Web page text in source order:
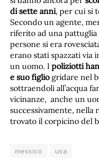
di sette anni, per cui si
Secondo un agente,
riferito ad una pattuglia
persone si era
erano stati spazzati via
un uomo. I poliziotti
e suo figliogridare nel
sottraendoli all’acqua
vicinanze, anche un
successivamente,
trovato il corpicino del
messico usa